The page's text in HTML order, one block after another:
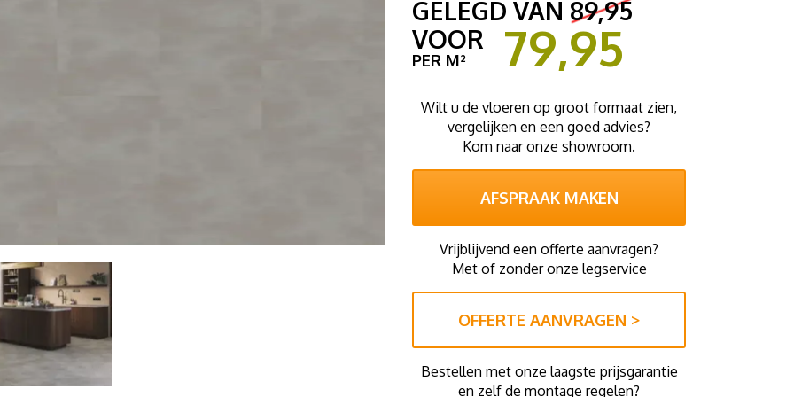
GELEGD VAN 89,95
VOOR
79,95
PER M²
Wilt u de vloeren op groot formaat zien,
vergelijken en een goed advies?
Kom naar onze showroom.
AFSPRAAK MAKEN
Vrijblijvend een offerte aanvragen?
Met of zonder onze legservice
OFFERTE AANVRAGEN >
Bestellen met onze laagste prijsgarantie
en zelf de montage regelen?